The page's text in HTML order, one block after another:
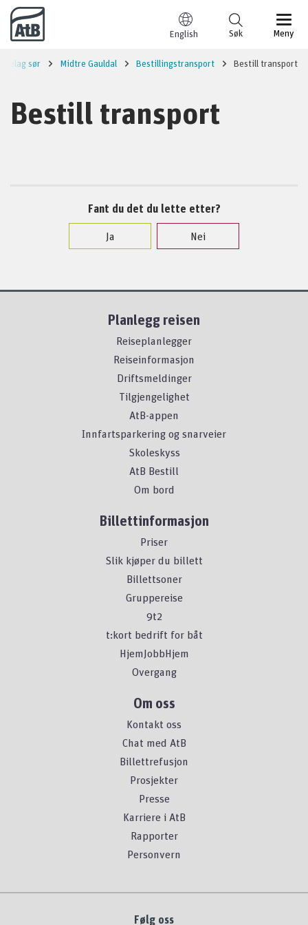
Til innhold
English Meny
Søk
sør Midtre Gauldal Bestillingstransport Bestill transport
Bestill transport
Fant du det du lette etter?
Ja
Nei
Planlegg reisen
Reiseplanlegger
Reiseinformasjon
Driftsmeldinger
Tilgjengelighet
AtB-appen
Innfartsparkering og snarveier
Skoleskyss
AtB Bestill
Om bord
Billettinformasjon
Priser
Slik kjøper du billett
Billettsoner
Gruppereise
9t2
t:kort bedrift for båt
HjemJobbHjem
Overgang
Om oss
Kontakt oss
Chat med AtB
Billettrefusjon
Prosjekter
Presse
Karriere i AtB
Rapporter
Personvern
Følg oss